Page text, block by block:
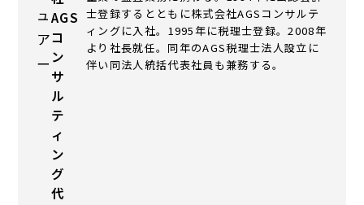
ュ
ア
ー
AGS
コ
ン
サ
ル
テ
ィ
ン
グ
代
士登録するとともに株式会社AGSコンサルテ
ィングに入社。1995年に税理士登録。2008年
より社長就任。同年のAGS税理士法人設立に
伴い同法人統括代表社員も兼務する。